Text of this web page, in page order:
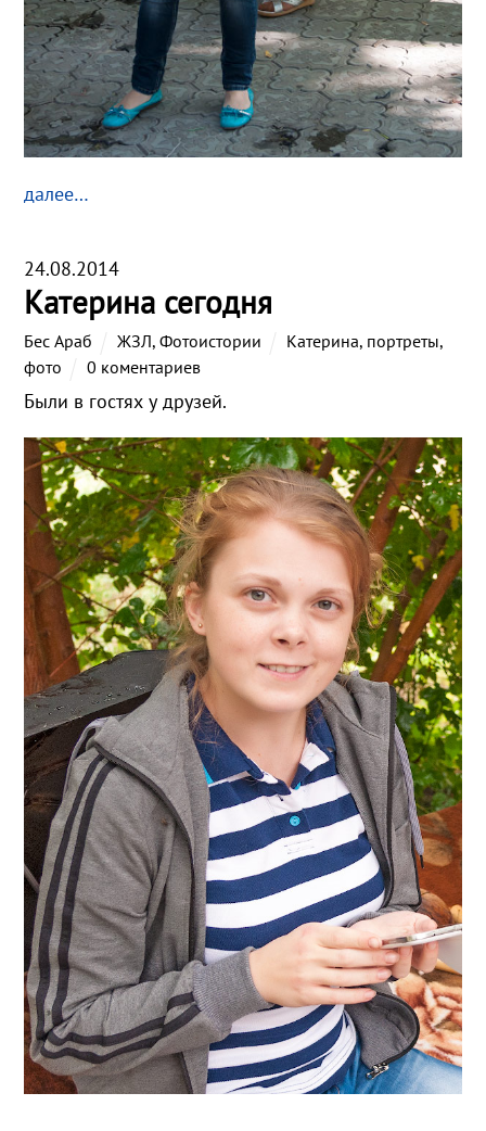
далее…
24.08.2014
Катерина сегодня
Бес Араб ЖЗЛ,Фотоистории Катерина, портреты,
фото
0 коментариев
Были в гостях у друзей.